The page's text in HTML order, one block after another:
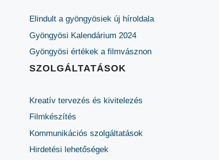
Elindult a gyöngyösiek új híroldala
Gyöngyösi Kalendárium 2024
Gyöngyösi értékek a filmvásznon
SZOLGÁLTATÁSOK
Kreatív tervezés és kivitelezés
Filmkészítés
Kommunikációs szolgáltatások
Hirdetési lehetőségek